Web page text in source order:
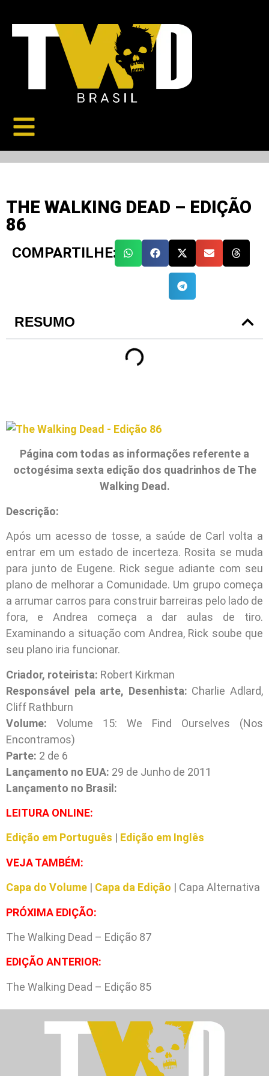
THE WALKING DEAD – EDIÇÃO
86
COMPARTILHE:
RESUMO
Página com todas as informações referente a
octogésima sexta edição dos quadrinhos de The
Walking Dead.
Descrição:
Após um acesso de tosse, a saúde de Carl volta a
entrar em um estado de incerteza. Rosita se muda
para junto de Eugene. Rick segue adiante com seu
plano de melhorar a Comunidade. Um grupo começa
a arrumar carros para construir barreiras pelo lado de
fora, e Andrea começa a dar aulas de tiro.
Examinando a situação com Andrea, Rick soube que
seu plano iria funcionar.
Criador, roteirista: Robert Kirkman
Responsável pela arte, Desenhista: Charlie Adlard,
Cliff Rathburn
Volume: Volume 15: We Find Ourselves (Nos
Encontramos)
Parte: 2 de 6
Lançamento no EUA: 29 de Junho de 2011
Lançamento no Brasil:
LEITURA ONLINE:
Edição em Português | Edição em Inglês
VEJA TAMBÉM:
Capa do Volume | Capa da Edição | Capa Alternativa
PRÓXIMA EDIÇÃO:
The Walking Dead – Edição 87
EDIÇÃO ANTERIOR:
The Walking Dead – Edição 85